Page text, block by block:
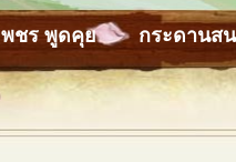
พชร พูดคุย กระดานส